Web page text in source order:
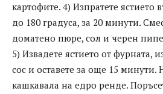
картофите. 4) Изпратете ястието
до 180 градуса, за 20 минути.
доматено пюре, сол и черен
5) Извадете ястието от фурната,
сос и оставете за още 15 минути.
кашкавала на едро ренде.